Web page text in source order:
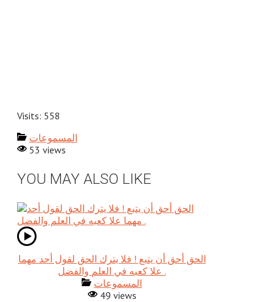
Visits: 558
المسموعات
53 views
YOU MAY ALSO LIKE
الحق أحق أن يتبع ! فلا يترك الحق لقول أحد مهما
علا كعبه في العلم والفضل .‎
المسموعات
49 views